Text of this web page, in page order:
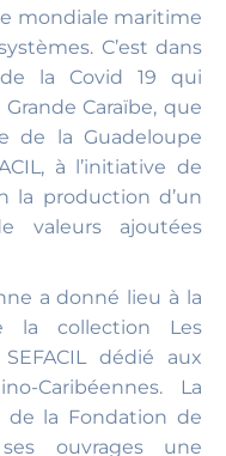
mondiale maritime
C’est dans
la Covid 19 qui
Caraïbe, que
de la Guadeloupe
à l’initiative de
la production d’un
valeurs ajoutées
a donné lieu à la
la collection Les
dédié aux
Caribéennes. La
de la Fondation de
ouvrages une